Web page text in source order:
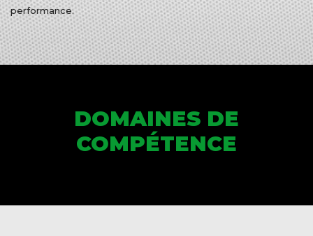
performance.
DOMAINES DE
COMPÉTENCE